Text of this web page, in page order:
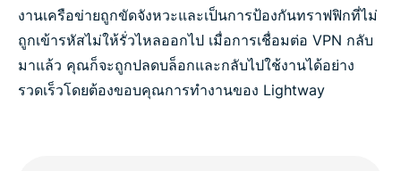
งานเครือข่ายถูกขัดจังหวะและเป็นการป้องกันทราฟฟิกที่ไม่
ถูกเข้ารหัสไม่ให้รั่วไหลออกไป เมื่อการเชื่อมต่อ VPN กลับ
มาแล้ว คุณก็จะถูกปลดบล็อกและกลับไปใช้งานได้อย่าง
รวดเร็วโดยต้องขอบคุณการทำงานของ Lightway